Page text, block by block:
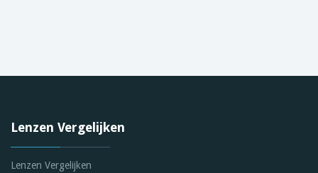
Lenzen Vergelijken
Lenzen Vergelijken